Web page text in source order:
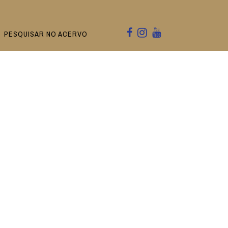
PESQUISAR NO ACERVO